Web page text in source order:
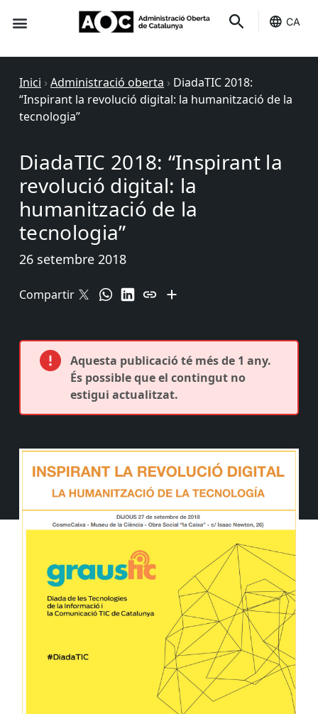
CA
Inici › Administració oberta › DiadaTIC 2018:
“Inspirant la revolució digital: la humanització de la
tecnologia”
DiadaTIC 2018: “Inspirant la
revolució digital: la
humanització de la
tecnologia”
26 setembre 2018
Compartir
Aquesta publicació té més de 1 any.
És possible que el contingut no
estigui actualitzat.